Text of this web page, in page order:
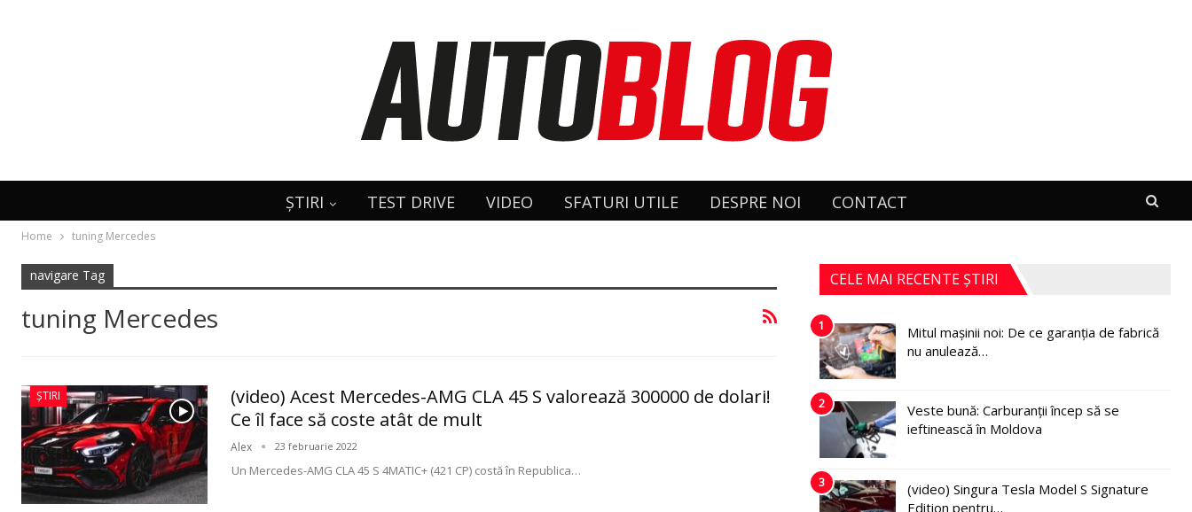
ȘTIRI TEST DRIVE VIDEO SFATURI UTILE DESPRE NOI CONTACT
Home tuning Mercedes
navigare Tag
tuning Mercedes
ȘTIRI
(video) Acest Mercedes-AMG CLA 45 S valorează 300000 de dolari!
Ce îl face să coste atât de mult
Alex 23 februarie 2022
Un Mercedes-AMG CLA 45 S 4MATIC+ (421 CP) costă în Republica…
CELE MAI RECENTE ȘTIRI
1
Mitul mașinii noi: De ce garanția de fabrică
nu anulează…
2
Veste bună: Carburanții încep să se
ieftinească în Moldova
3
(video) Singura Tesla Model S Signature
Edition pentru…